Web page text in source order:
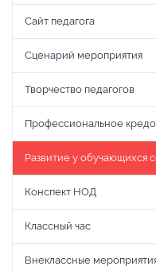
Сайт педагога
Сценарий мероприятия
Творчество педагогов
Профессиональное кредо
Развитие у обучающихся
Конспект НОД
Классный час
Внеклассные